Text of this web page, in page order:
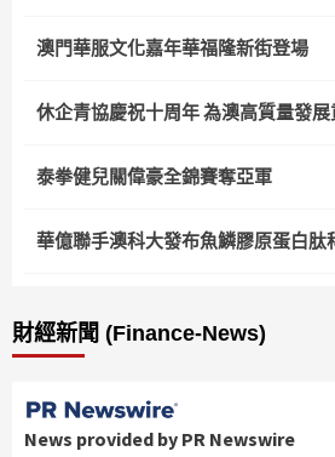
澳門華服文化嘉年華福隆新街登場
休企青協慶祝十周年 為澳高質量發
泰拳健兒關偉豪全錦賽奪亞軍
華億聯手澳科大發布魚鱗膠原蛋白肽
財經新聞 (Finance-News)
News provided by PR Newswire